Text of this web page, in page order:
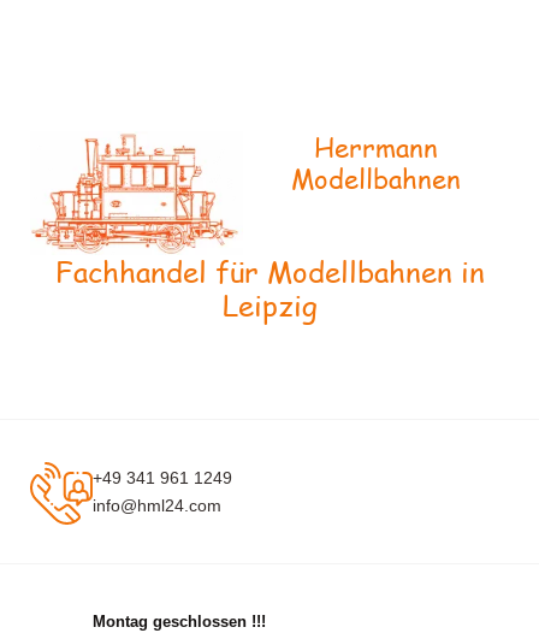
Herrmann
Modellbahnen
Fachhandel für Modellbahnen in
Leipzig
+49 341 961 1249
info@hml24.com
Montag geschlossen !!!